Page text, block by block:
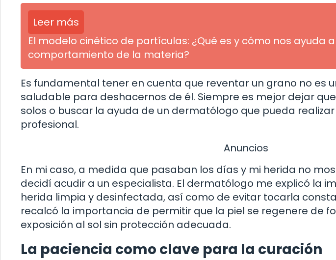
Leer más
El modelo cinético de partículas: ¿Qué es y cómo nos ayuda
comportamiento de la materia?
Es fundamental tener en cuenta que reventar un grano no es
saludable para deshacernos de él. Siempre es mejor dejar
solos o buscar la ayuda de un dermatólogo que pueda
profesional.
Anuncios
En mi caso, a medida que pasaban los días y mi herida no
decidí acudir a un especialista. El dermatólogo me explicó la
herida limpia y desinfectada, así como de evitar tocarla
recalcó la importancia de permitir que la piel se regenere de
exposición al sol sin protección adecuada.
La paciencia como clave para la curación